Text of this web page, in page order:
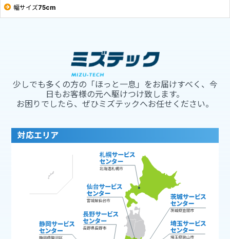
幅サイズ75cm
少しでも多くの方の「ほっと一息」をお届けすべく、今
日もお客様の元へ駆けつけ致します。
お困りでしたら、ぜひミズテックへお任せください。
対応エリア